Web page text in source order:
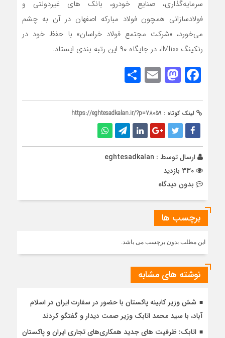
سرمایه‌گذاری، صنایع خودرو، بانک های غیردولتی و
فولادسازانی همچون فولاد مبارکه اصفهان در آن به چشم
می‌خورد، «شرکت مجتمع فولاد خراسان» با حفظ خود در
رنکینگ IMI100، در جایگاه ۹۰ این رتبه بندی ایستاد.
Facebook
Mastodon
Email
لینک کوتاه : https://eghtesadkalan.ir/?p=78059
ارسال توسط : eghtesadkalan
بدون دیدگاه
برچسب ها
این مطلب بدون برچسب می باشد.
نوشته های مشابه
شش وزیر کابینه پاکستان با حضور در سفارت ایران در اسلام
آباد، با سيد محمد اتابك وزير صمت ديدار و گفتگو كردند
اتابک: ظرفیت های جدید همکاری‌های تجاری ایران و پاکستان